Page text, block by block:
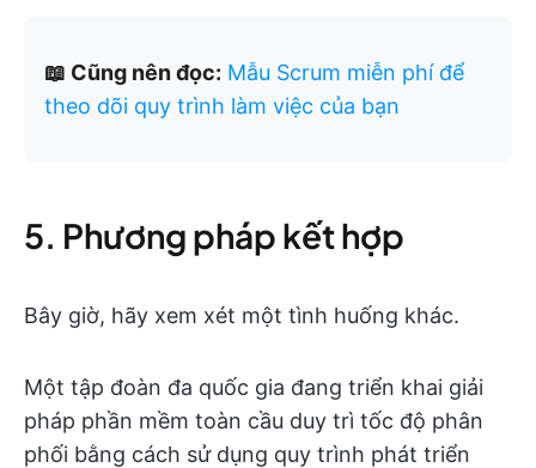
📖 Cũng nên đọc: Mẫu Scrum miễn phí để
theo dõi quy trình làm việc của bạn
5. Phương pháp kết hợp
Bây giờ, hãy xem xét một tình huống khác.
Một tập đoàn đa quốc gia đang triển khai giải
pháp phần mềm toàn cầu duy trì tốc độ phân
phối bằng cách sử dụng quy trình phát triển